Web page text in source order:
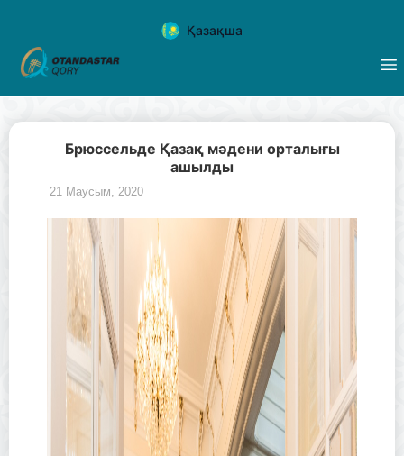
Қазақша
Брюссельде Қазақ мәдени орталығы
ашылды
21 Маусым, 2020